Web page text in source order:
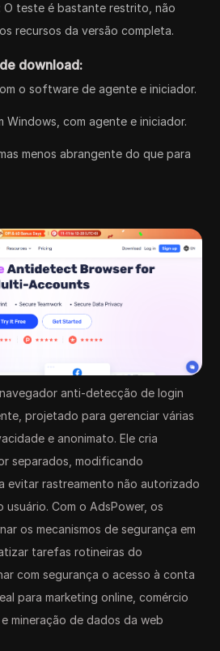
teste é bastante restrito, não
recursos da versão completa.
download:
o software de agente e iniciador.
Windows, com agente e iniciador.
menos abrangente do que para
anti-detecção de login
projetado para gerenciar várias
e anonimato. Ele cria
separados, modificando
evitar rastreamento não autorizado
Com o AdsPower, os
os mecanismos de segurança em
tarefas rotineiras do
com segurança o acesso à conta
para marketing online, comércio
mineração de dados da web